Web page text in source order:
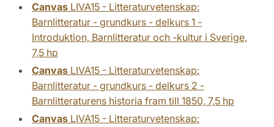
Canvas LIVA15 - Litteraturvetenskap:
Barnlitteratur - grundkurs - delkurs 1 -
Introduktion, Barnlitteratur och -kultur i Sverige,
7,5 hp
Canvas LIVA15 - Litteraturvetenskap:
Barnlitteratur - grundkurs - delkurs 2 -
Barnlitteraturens historia fram till 1850, 7,5 hp
Canvas LIVA15 - Litteraturvetenskap: